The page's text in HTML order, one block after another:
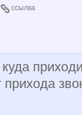
ссылка
куда